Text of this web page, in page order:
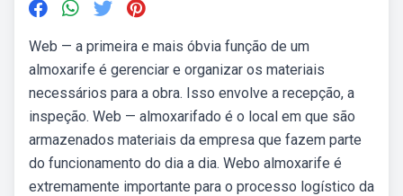
Web — a primeira e mais óbvia função de um
almoxarife é gerenciar e organizar os materiais
necessários para a obra. Isso envolve a recepção, a
inspeção. Web — almoxarifado é o local em que são
armazenados materiais da empresa que fazem parte
do funcionamento do dia a dia. Webo almoxarife é
extremamente importante para o processo logístico da